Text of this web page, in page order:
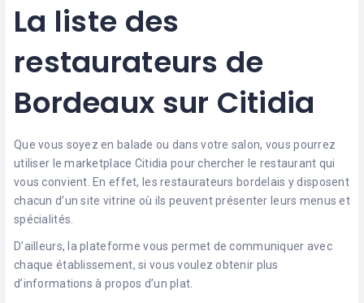
La liste des
restaurateurs de
Bordeaux sur Citidia
Que vous soyez en balade ou dans votre salon, vous pourrez
utiliser le marketplace Citidia pour chercher le restaurant qui
vous convient. En effet, les restaurateurs bordelais y disposent
chacun d’un site vitrine où ils peuvent présenter leurs menus et
spécialités.
D’ailleurs, la plateforme vous permet de communiquer avec
chaque établissement, si vous voulez obtenir plus
d’informations à propos d’un plat.